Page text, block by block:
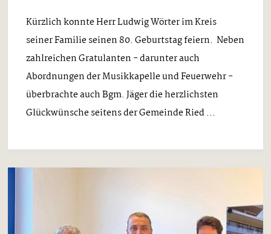
Kürzlich konnte Herr Ludwig Wörter im Kreis
seiner Familie seinen 80. Geburtstag feiern. Neben
zahlreichen Gratulanten - darunter auch
Abordnungen der Musikkapelle und Feuerwehr -
überbrachte auch Bgm. Jäger die herzlichsten
Glückwünsche seitens der Gemeinde Ried ...